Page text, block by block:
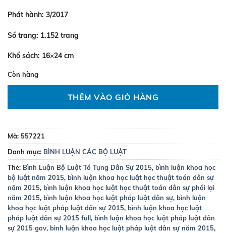
Phát hành: 3/2017
Số trang: 1.152 trang
Khổ sách: 16×24 cm
Còn hàng
THÊM VÀO GIỎ HÀNG
Mã: 557221
Danh mục: BÌNH LUẬN CÁC BỘ LUẬT
Thẻ: Bình Luận Bộ Luật Tố Tụng Dân Sự 2015, bình luận khoa học
bộ luật năm 2015, bình luận khoa học luật học thuật toán dân sự
năm 2015, bình luận khoa học luật học thuật toán dân sự phối lại
năm 2015, bình luận khoa học luật pháp luật dân sự, bình luận
khoa học luật pháp luật dân sự 2015, bình luận khoa học luật
pháp luật dân sự 2015 full, bình luận khoa học luật pháp luật dân
sự 2015 gov, bình luận khoa học luật pháp luật dân sự năm 2015,